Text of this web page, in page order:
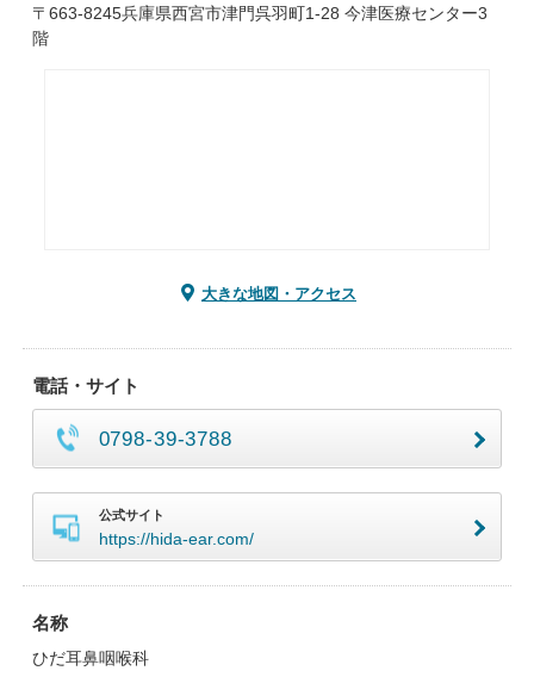
〒663-8245兵庫県西宮市津門呉羽町1-28 今津医療センター3
階
大きな地図・アクセス
電話・サイト
0798-39-3788
公式サイト
https://hida-ear.com/
名称
ひだ耳鼻咽喉科